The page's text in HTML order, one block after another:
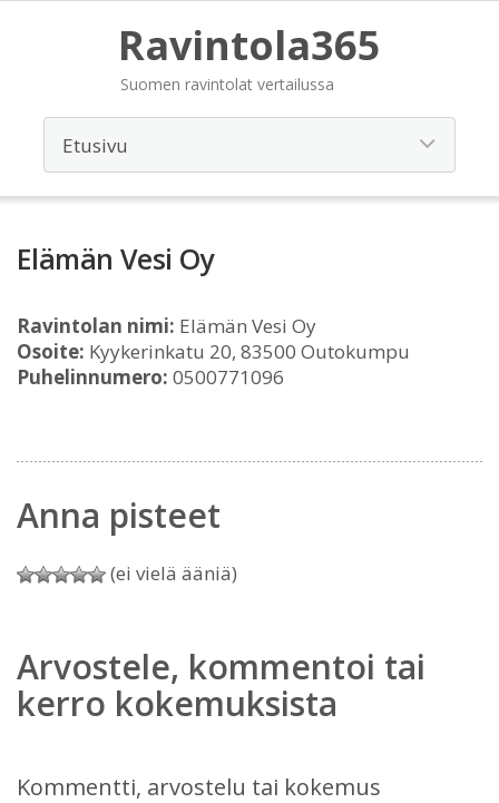
Ravintola365
Suomen ravintolat vertailussa
Elämän Vesi Oy
Ravintolan nimi: Elämän Vesi Oy
Osoite: Kyykerinkatu 20, 83500 Outokumpu
Puhelinnumero: 0500771096
Anna pisteet
(ei vielä ääniä)
Arvostele, kommentoi tai
kerro kokemuksista
Kommentti, arvostelu tai kokemus